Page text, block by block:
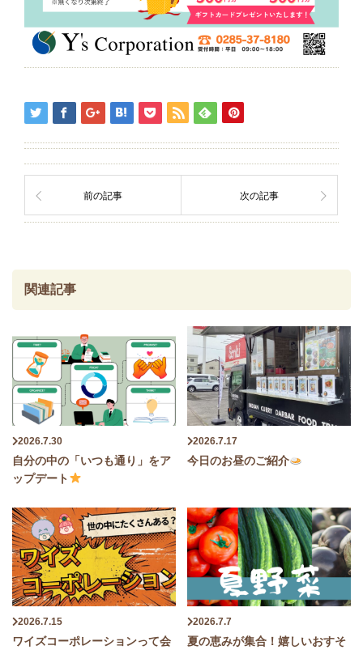
前の記事 次の記事
関連記事
2026.7.30
自分の中の「いつも通り」をア
ップデート
2026.7.17
今日のお昼のご紹介
2026.7.15
ワイズコーポレーションって会
2026.7.7
夏の恵みが集合！嬉しいおすそ